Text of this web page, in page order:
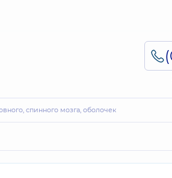
спинного мозга, оболочек